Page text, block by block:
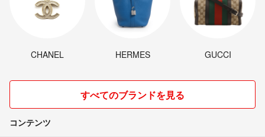
CHANEL HERMES GUCCI
すべてのブランドを見る
コンテンツ